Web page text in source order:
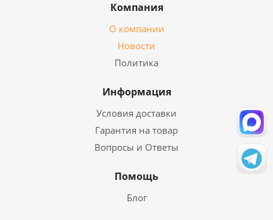
Компания
О компании
Новости
Политика
Информация
Условия доставки
Гарантия на товар
Вопросы и Ответы
Помощь
Блог